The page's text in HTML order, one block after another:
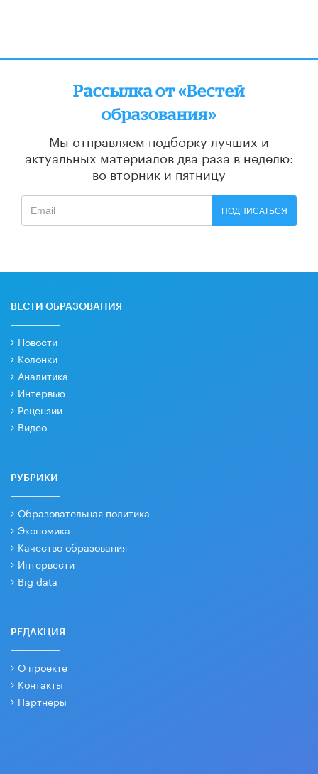
Рассылка от «Вестей
образования»
Мы отправляем подборку лучших и
актуальных материалов два раза в неделю:
во вторник и пятницу
ПОДПИСАТЬСЯ
ВЕСТИ ОБРАЗОВАНИЯ
Новости
Колонки
Аналитика
Интервью
Рецензии
Видео
РУБРИКИ
Образовательная политика
Экономика
Качество образования
Интервести
Big data
РЕДАКЦИЯ
О проекте
Контакты
Партнеры